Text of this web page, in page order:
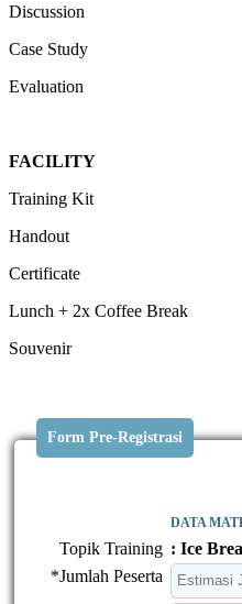
Discussion
Case Study
Evaluation
FACILITY
Training Kit
Handout
Certificate
Lunch + 2x Coffee Break
Souvenir
Form Pre-Registrasi
DATA
Topik Training : Ice
*Jumlah Peserta